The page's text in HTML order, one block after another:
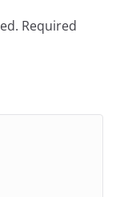
Required